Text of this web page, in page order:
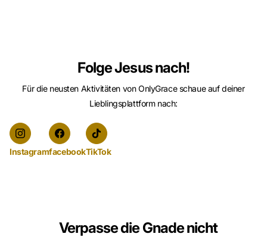
Folge Jesus nach!
Für die neusten Aktivitäten von OnlyGrace schaue auf deiner
Lieblingsplattform nach:
InstagramfacebookTikTok
Verpasse die Gnade nicht